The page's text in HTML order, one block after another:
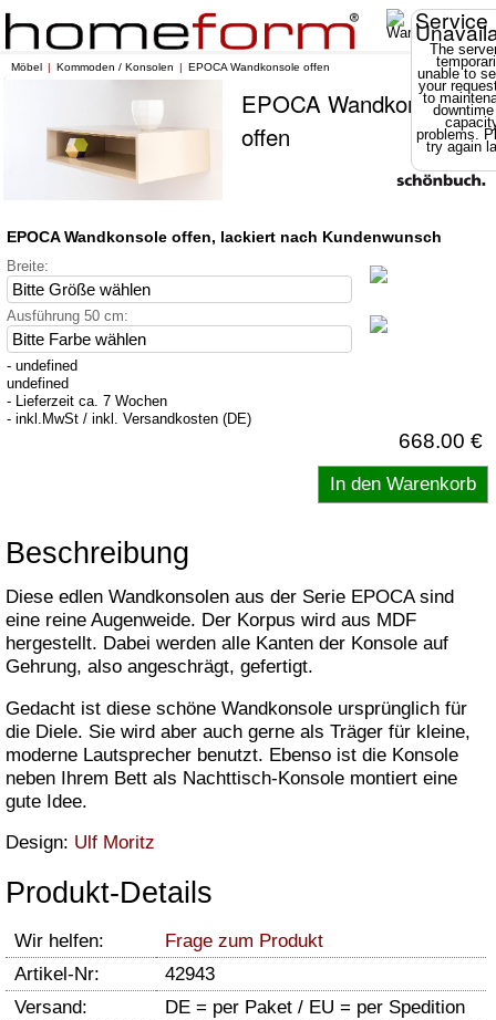
Service
The
unable to
your
to
problems.
try again
Möbel Kommoden / Konsolen EPOCA Wandkonsole offen
EPOCA Wandkonsole
offen
EPOCA Wandkonsole offen, lackiert nach Kundenwunsch
Breite:
Ausführung 50 cm:
- undefined
undefined
- Lieferzeit ca. 7 Wochen
- inkl.MwSt / inkl. Versandkosten (DE)
668.00 €
Beschreibung
Diese edlen Wandkonsolen aus der Serie EPOCA sind
eine reine Augenweide. Der Korpus wird aus MDF
hergestellt. Dabei werden alle Kanten der Konsole auf
Gehrung, also angeschrägt, gefertigt.
Gedacht ist diese schöne Wandkonsole ursprünglich für
die Diele. Sie wird aber auch gerne als Träger für kleine,
moderne Lautsprecher benutzt. Ebenso ist die Konsole
neben Ihrem Bett als Nachttisch-Konsole montiert eine
gute Idee.
Design: Ulf Moritz
Produkt-Details
Wir helfen:
Frage zum Produkt
Artikel-Nr:
42943
Versand:
DE = per Paket / EU = per Spedition